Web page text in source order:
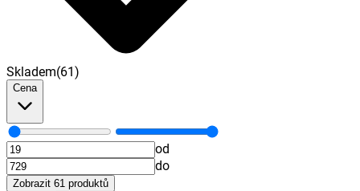
Skladem(61)
Cena
od
do
Zobrazit 61 produktů